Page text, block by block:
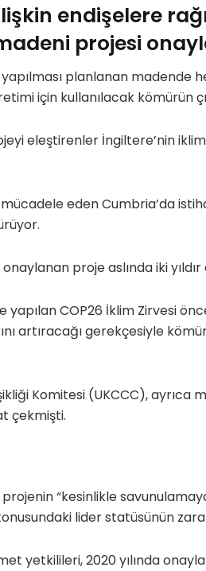
endişelere
projesi
planlanan madende
için kullanılacak kömürün
eleştirenler İngiltere’nin
eden Cumbria’da
proje aslında iki yıldır
yapılan COP26 İklim Zirvesi
artıracağı gerekçesiyle
Komitesi (UKCCC), ayrıca
çekmişti.
“kesinlikle
lider statüsünün
yetkilileri, 2020 yılında